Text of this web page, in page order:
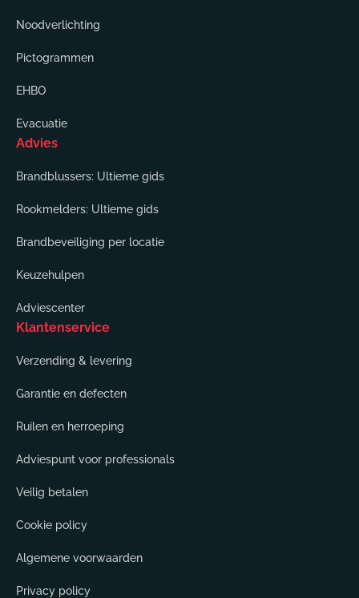
Noodverlichting
Pictogrammen
EHBO
Evacuatie
Advies
Brandblussers: Ultieme gids
Rookmelders: Ultieme gids
Brandbeveiliging per locatie
Keuzehulpen
Adviescenter
Klantenservice
Verzending & levering
Garantie en defecten
Ruilen en herroeping
Adviespunt voor professionals
Veilig betalen
Cookie policy
Algemene voorwaarden
Privacy policy